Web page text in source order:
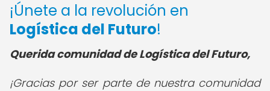
¡Únete a la revolución en
Logística del Futuro!
Querida comunidad de Logística del Futuro,
¡Gracias por ser parte de nuestra comunidad